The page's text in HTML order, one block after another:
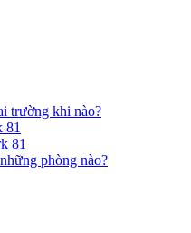
trường khi nào?
81
81
phòng nào?